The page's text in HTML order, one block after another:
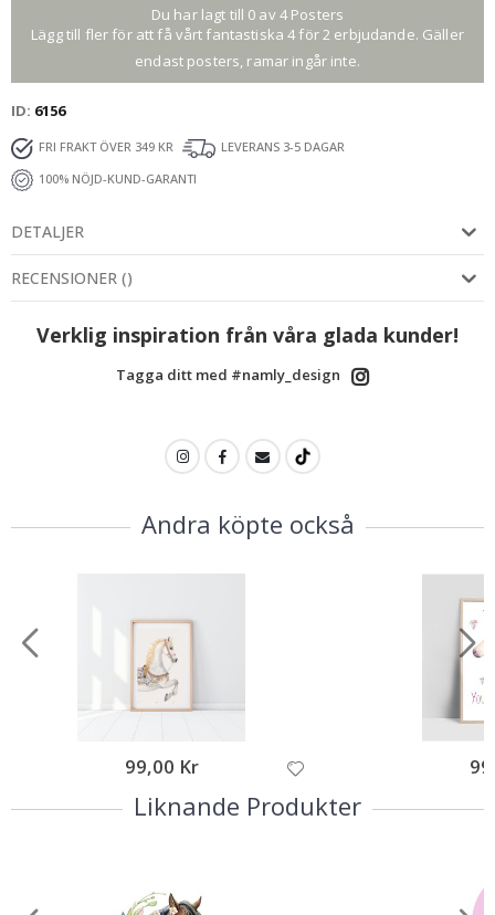
Du har lagt till 0 av 4 Posters
Lägg till fler för att få vårt fantastiska 4 för 2 erbjudande. Gäller
endast posters, ramar ingår inte.
ID 6156
FRI FRAKT ÖVER 349 KR
LEVERANS 3-5 DAGAR
100% NÖJD-KUND-GARANTI
DETALJER
RECENSIONER ()
Verklig inspiration från våra glada kunder!
Tagga ditt med #namly_design
Andra köpte också
99,00 Kr
Liknande Produkter